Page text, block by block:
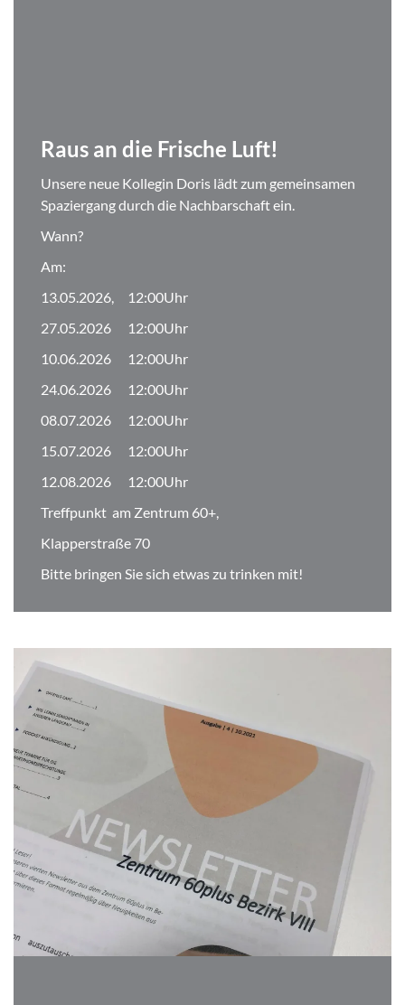
Raus an die Frische Luft!
Unsere neue Kollegin Doris lädt zum gemeinsamen
Spaziergang durch die Nachbarschaft ein.
Wann?
Am:
13.05.2026, 12:00Uhr
27.05.2026 12:00Uhr
10.06.2026 12:00Uhr
24.06.2026 12:00Uhr
08.07.2026 12:00Uhr
15.07.2026 12:00Uhr
12.08.2026 12:00Uhr
Treffpunkt am Zentrum 60+,
Klapperstraße 70
Bitte bringen Sie sich etwas zu trinken mit!